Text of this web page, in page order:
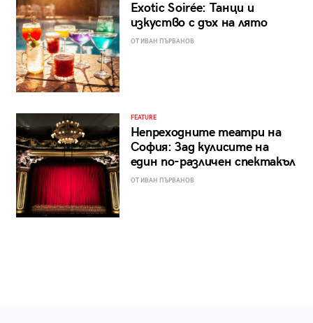
Exotic Soirée: Танци и
изкуство с дъх на лято
ОТ ИВАН ПЪРВАНОВ
FEATURE
Непреходните театри на
София: Зад кулисите на
един по-различен спектакъл
ОТ ИВАН ПЪРВАНОВ